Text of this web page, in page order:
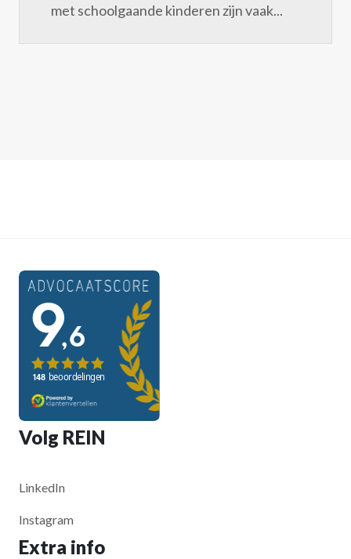
met schoolgaande kinderen zijn vaak...
Volg REIN
LinkedIn
Instagram
Extra info